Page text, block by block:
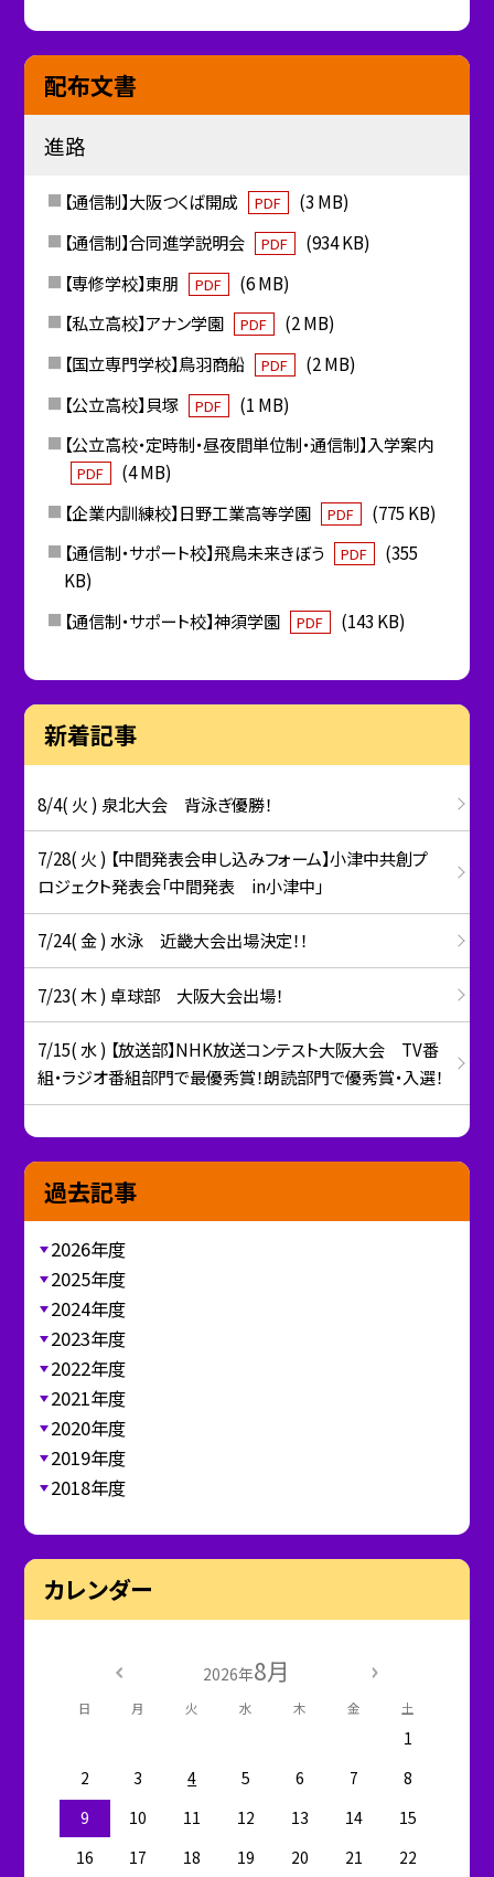
配布文書
進路
【通信制】大阪つくば開成 PDF
(3 MB)
【通信制】合同進学説明会
PDF
(934 KB)
【専修学校】東朋
PDF
(6 MB)
【私立高校】アナン学園
PDF
(2 MB)
【国立専門学校】鳥羽商船
PDF
(2 MB)
【公立高校】貝塚
PDF
(1 MB)
【公立高校・定時制・昼夜間単位制・通信制】入学案内
PDF
(4 MB)
【企業内訓練校】日野工業高等学園
PDF
(775 KB)
【通信制・サポート校】飛鳥未来きぼう
PDF
(355
KB)
【通信制・サポート校】神須学園
PDF (143 KB)
新着記事
8/4( 火 ) 泉北大会 背泳ぎ優勝！
7/28( 火 ) 【中間発表会申し込みフォーム】小津中共創プ
ロジェクト発表会「中間発表 in小津中」
7/24( 金 ) 水泳 近畿大会出場決定！！
7/23( 木 ) 卓球部 大阪大会出場！
7/15( 水 ) 【放送部】NHK放送コンテスト大阪大会 TV番
組・ラジオ番組部門で最優秀賞！朗読部門で優秀賞・入選！
過去記事
2026年度
2025年度
2024年度
2023年度
2022年度
2021年度
2020年度
2019年度
2018年度
カレンダー
2026年8月
日 月 火 水 木 金 土
1
2
3 4 5 6 7
8
9
10 11 12 13 14
15
16
17 18 19 20 21
22